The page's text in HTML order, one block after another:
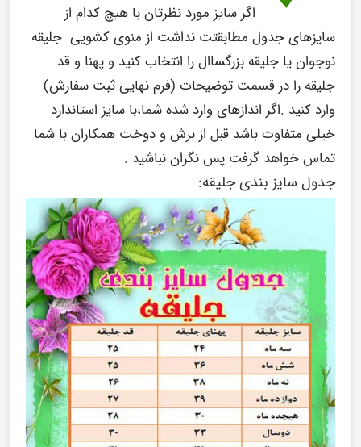
اگر سایز مورد نظرتان با هیچ کدام از
سایزهای جدول مطابقتت نداشت از منوی کشویی جلیقه
نوجوان یا جلیقه بزرگساال را انتخاب کنید و پهنا و قد
جلیقه را در قسمت توضیحات (فرم نهایی ثبت سفارش)
وارد کنید .اگر اندازهای وارد شده شما،با سایز استاندارد
خیلی متفاوت باشد قبل از برش و دوخت همکاران با شما
تماس خواهد گرفت پس نگران نباشید .
جدول سایز بندی جلیقه: